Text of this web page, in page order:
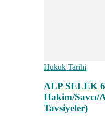
Hukuk Tarihi
ALP SELEK
Hakim/Savcı/
Tavsiyeler)